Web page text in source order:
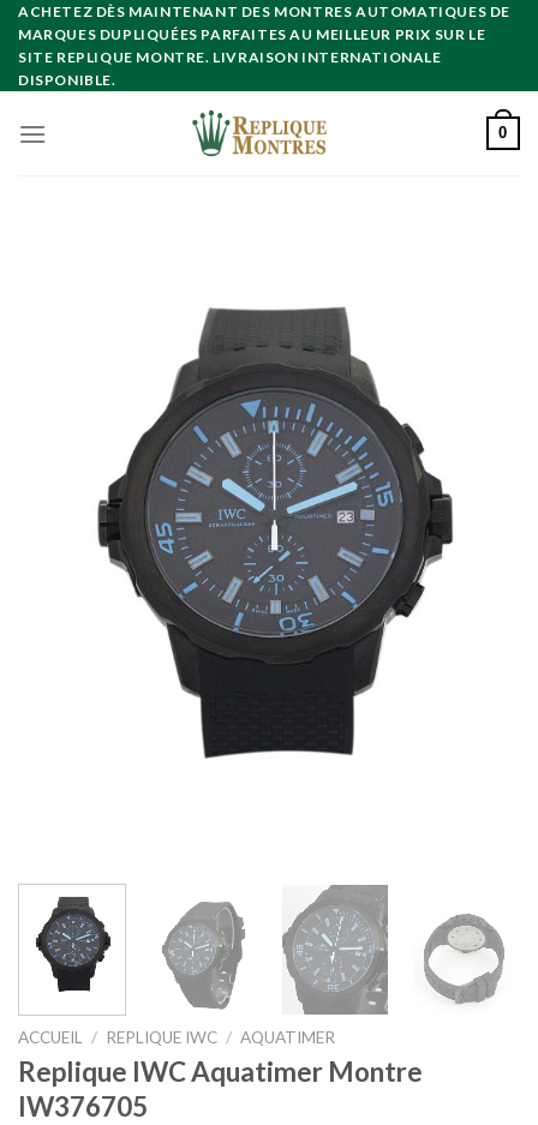
Skip
content
ACHETEZ DÈS MAINTENANT DES MONTRES AUTOMATIQUES DE
MARQUES DUPLIQUÉES PARFAITES AU MEILLEUR PRIX SUR LE
SITE REPLIQUE MONTRE. LIVRAISON INTERNATIONALE
DISPONIBLE.
0
ACCUEIL / REPLIQUE IWC / AQUATIMER
Replique IWC Aquatimer Montre
IW376705